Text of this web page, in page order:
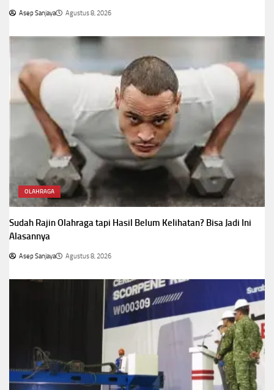
Asep Sanjaya Agustus 8, 2026
OLAHRAGA
Sudah Rajin Olahraga tapi Hasil Belum Kelihatan? Bisa Jadi Ini
Alasannya
Asep Sanjaya Agustus 8, 2026